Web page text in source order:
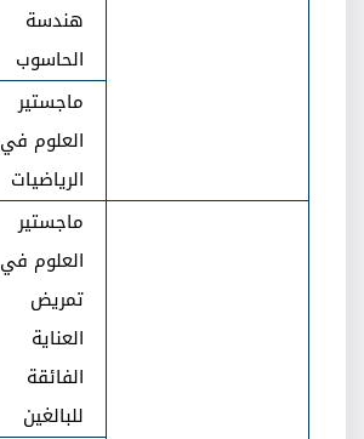
هندسة
الحاسوب
ماجستير
العلوم في
الرياضيات
ماجستير
العلوم في
تمريض
العناية
الفائقة
للبالغين